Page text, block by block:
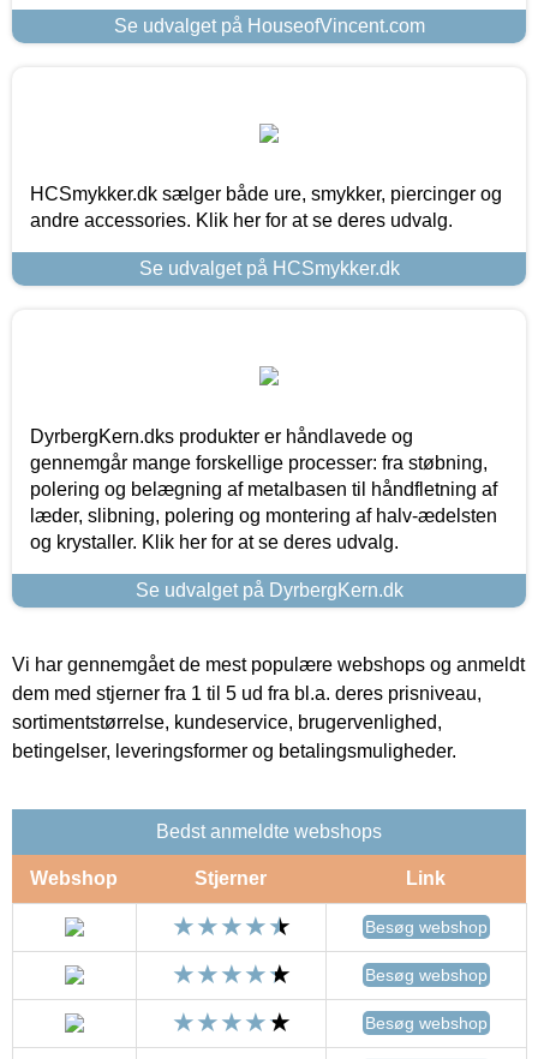
Se udvalget på HouseofVincent.com
HCSmykker.dk sælger både ure, smykker, piercinger og
andre accessories. Klik her for at se deres udvalg.
Se udvalget på HCSmykker.dk
DyrbergKern.dks produkter er håndlavede og
gennemgår mange forskellige processer: fra støbning,
polering og belægning af metalbasen til håndfletning af
læder, slibning, polering og montering af halv-ædelsten
og krystaller. Klik her for at se deres udvalg.
Se udvalget på DyrbergKern.dk
Vi har gennemgået de mest populære webshops og anmeldt
dem med stjerner fra 1 til 5 ud fra bl.a. deres prisniveau,
sortimentstørrelse, kundeservice, brugervenlighed,
betingelser, leveringsformer og betalingsmuligheder.
Bedst anmeldte webshops
Webshop Stjerner Link
Besøg webshop
Besøg webshop
Besøg webshop